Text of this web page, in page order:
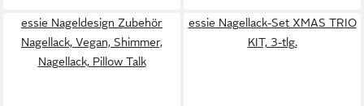
essie Nageldesign Zubehör
Nagellack, Vegan, Shimmer,
Nagellack, Pillow Talk
essie Nagellack-Set XMAS TRIO
KIT, 3-tlg.